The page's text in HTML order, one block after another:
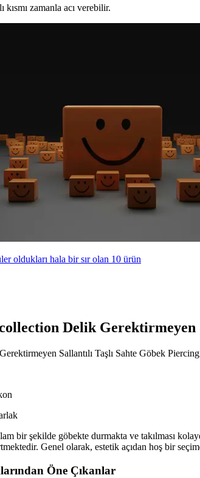
kısmı zamanla acı verebilir.
oldukları hala bir sır olan 10 ürün
Delik Gerektirmeyen
Sallantılı Taşlı Sahte Göbek
bir şekilde göbekte durmakta ve takılması
Genel olarak, estetik açıdan hoş bir
Öne Çıkanlar